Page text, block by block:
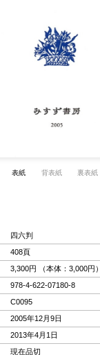
表紙 背表紙 裏表紙
四六判
408頁
3,300円 （本体：3,000円）
978-4-622-07180-8
C0095
2005年12月9日
2013年4月1日
現在品切